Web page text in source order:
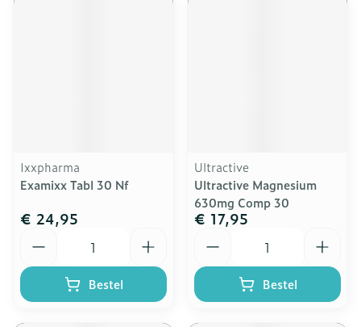
Ixxpharma
Examixx Tabl 30 Nf
€ 24,95
Bestel
Ultractive
Ultractive Magnesium
630mg Comp 30
€ 17,95
Bestel